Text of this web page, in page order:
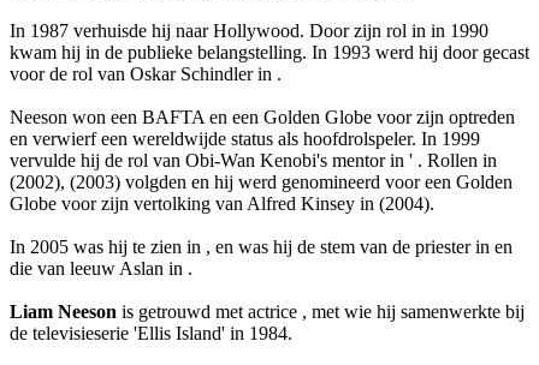
In 1987 verhuisde hij naar Hollywood. Door zijn rol in in 1990
kwam hij in de publieke belangstelling. In 1993 werd hij door gecast
voor de rol van Oskar Schindler in .
Neeson won een BAFTA en een Golden Globe voor zijn optreden
en verwierf een wereldwijde status als hoofdrolspeler. In 1999
vervulde hij de rol van Obi-Wan Kenobi's mentor in ' . Rollen in
(2002), (2003) volgden en hij werd genomineerd voor een Golden
Globe voor zijn vertolking van Alfred Kinsey in (2004).
In 2005 was hij te zien in , en was hij de stem van de priester in en
die van leeuw Aslan in .
Liam Neeson is getrouwd met actrice , met wie hij samenwerkte bij
de televisieserie 'Ellis Island' in 1984.